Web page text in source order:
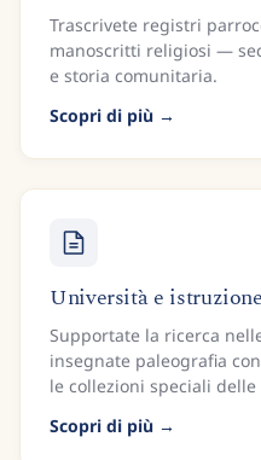
Trascrivete registri
manoscritti religiosi —
e storia comunitaria.
Scopri di più
Università e istruzione
Supportate la ricerca
insegnate paleografia
le collezioni speciali
Scopri di più